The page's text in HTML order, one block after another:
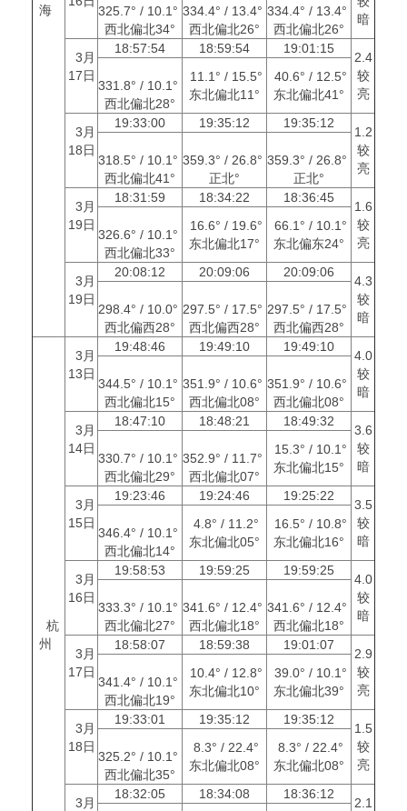
海
暗
325.7° / 10.1°
西北偏北34°
334.4° / 13.4°
西北偏北26°
334.4° / 13.4°
西北偏北26°
3月
17日
18:57:54 18:59:54 19:01:15
2.4
较
亮
331.8° / 10.1°
西北偏北28°
11.1° / 15.5°
东北偏北11°
40.6° / 12.5°
东北偏北41°
3月
18日
19:33:00 19:35:12 19:35:12
1.2
较
亮
318.5° / 10.1°
西北偏北41°
359.3° / 26.8°
正北°
359.3° / 26.8°
正北°
3月
19日
18:31:59 18:34:22 18:36:45
1.6
较
亮
326.6° / 10.1°
西北偏北33°
16.6° / 19.6°
东北偏北17°
66.1° / 10.1°
东北偏东24°
3月
19日
20:08:12 20:09:06 20:09:06
4.3
较
暗
298.4° / 10.0°
西北偏西28°
297.5° / 17.5°
西北偏西28°
297.5° / 17.5°
西北偏西28°
杭
州
3月
13日
19:48:46 19:49:10 19:49:10
4.0
较
暗
344.5° / 10.1°
西北偏北15°
351.9° / 10.6°
西北偏北08°
351.9° / 10.6°
西北偏北08°
3月
14日
18:47:10 18:48:21 18:49:32
3.6
较
暗
330.7° / 10.1°
西北偏北29°
352.9° / 11.7°
西北偏北07°
15.3° / 10.1°
东北偏北15°
3月
15日
19:23:46 19:24:46 19:25:22
3.5
较
暗
346.4° / 10.1°
西北偏北14°
4.8° / 11.2°
东北偏北05°
16.5° / 10.8°
东北偏北16°
3月
16日
19:58:53 19:59:25 19:59:25
4.0
较
暗
333.3° / 10.1°
西北偏北27°
341.6° / 12.4°
西北偏北18°
341.6° / 12.4°
西北偏北18°
3月
17日
18:58:07 18:59:38 19:01:07
2.9
较
亮
341.4° / 10.1°
西北偏北19°
10.4° / 12.8°
东北偏北10°
39.0° / 10.1°
东北偏北39°
3月
18日
19:33:01 19:35:12 19:35:12
1.5
较
亮
325.2° / 10.1°
西北偏北35°
8.3° / 22.4°
东北偏北08°
8.3° / 22.4°
东北偏北08°
3月
18:32:05 18:34:08 18:36:12
2.1